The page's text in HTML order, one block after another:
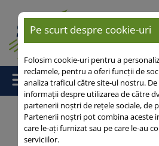
Acasă/Export/ Croatia / Serbia
Pe scurt despre cookie-uri
Folosim cookie-uri pentru a
reclamele, pentru a oferi funcții de
analiza traficul către site-ul nostru.
informații despre utilizarea de către
partenerii noștri de rețele sociale, de
Partenerii noștri pot combina aceste
care le-ați furnizat sau pe care le-au
serviciilor.